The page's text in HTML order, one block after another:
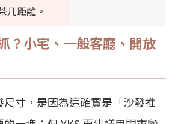
几距離。
？小宅、一般客廳、開放
寸，是因為這確實是「沙發推